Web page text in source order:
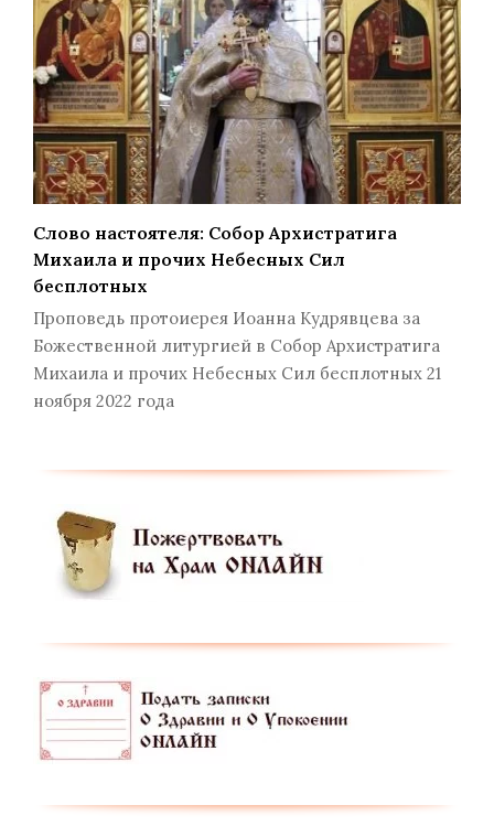
Слово настоятеля: Собор Архистратига
Михаила и прочих Небесных Сил
бесплотных
Проповедь протоиерея Иоанна Кудрявцева за
Божественной литургией в Собор Архистратига
Михаила и прочих Небесных Сил бесплотных 21
ноября 2022 года